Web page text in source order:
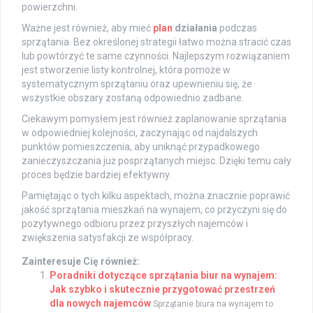
powierzchni.
Ważne jest również, aby mieć plan działania podczas
sprzątania. Bez określonej strategii łatwo można stracić czas
lub powtórzyć te same czynności. Najlepszym rozwiązaniem
jest stworzenie listy kontrolnej, która pomoże w
systematycznym sprzątaniu oraz upewnieniu się, że
wszystkie obszary zostaną odpowiednio zadbane.
Ciekawym pomysłem jest również zaplanowanie sprzątania
w odpowiedniej kolejności, zaczynając od najdalszych
punktów pomieszczenia, aby uniknąć przypadkowego
zanieczyszczania już posprzątanych miejsc. Dzięki temu cały
proces będzie bardziej efektywny.
Pamiętając o tych kilku aspektach, można znacznie poprawić
jakość sprzątania mieszkań na wynajem, co przyczyni się do
pozytywnego odbioru przez przyszłych najemców i
zwiększenia satysfakcji ze współpracy.
Zainteresuje Cię również:
Poradniki dotyczące sprzątania biur na wynajem:
Jak szybko i skutecznie przygotować przestrzeń
dla nowych najemców Sprzątanie biura na wynajem to